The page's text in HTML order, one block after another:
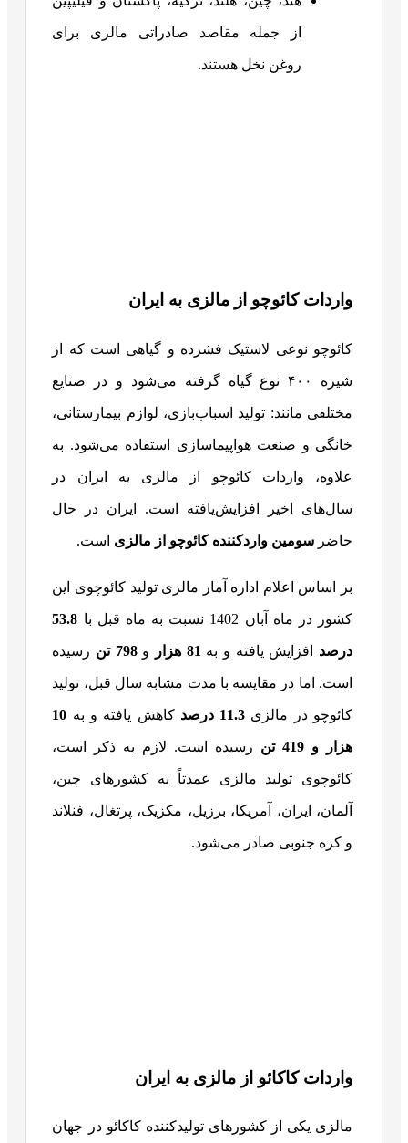
از جمله مقاصد صادراتی مالزی برای
روغن نخل هستند.
واردات کائوچو از مالزی به ایران
کائوچو نوعی لاستیک فشرده و گیاهی است که از
شیره ۴۰۰ نوع گیاه گرفته می‌شود و در صنایع
مختلفی مانند: تولید اسباب‌بازی، لوازم بیمارستانی،
خانگی و صنعت هواپیماسازی استفاده می‌شود. به
علاوه، واردات کائوچو از مالزی به ایران در
سال‌های اخیر افزایش‌یافته است. ایران در حال
حاضر سومین واردکننده کائوچو از مالزی است.
بر اساس اعلام اداره آمار مالزی تولید کائوچوی این
کشور در ماه آبان 1402 نسبت به ماه قبل با 53.8
درصد افزایش یافته و به 81 هزار و 798 تن رسیده
است. اما در مقایسه با مدت مشابه سال قبل، تولید
کائوچو در مالزی 11.3 درصد کاهش یافته و به 10
هزار و 419 تن رسیده است. لازم به ذکر است،
کائوچوی تولید مالزی عمدتاً به کشورهای چین،
آلمان، ایران، آمریکا، برزیل، مکزیک، پرتغال، فنلاند
و کره جنوبی صادر می‌شود.
واردات کاکائو از مالزی به ایران
مالزی یکی از کشورهای تولیدکننده کاکائو در جهان